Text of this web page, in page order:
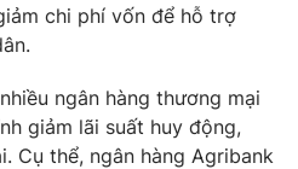
chi phí vốn để hỗ trợ
ngân hàng thương mại
giảm lãi suất huy động,
Cụ thể, ngân hàng Agribank